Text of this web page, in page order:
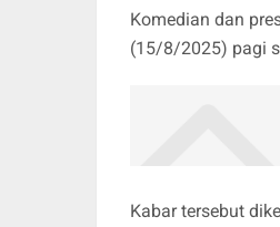
Komedian dan
(15/8/2025) pagi
Kabar tersebut